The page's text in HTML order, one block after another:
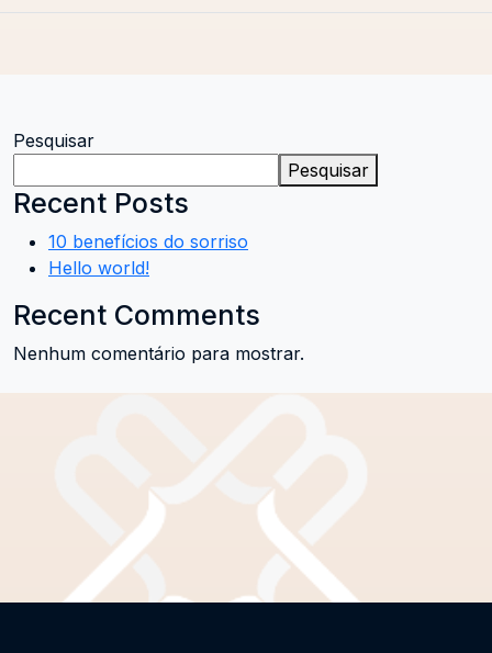
Pesquisar
Pesquisar
Recent Posts
10 benefícios do sorriso
Hello world!
Recent Comments
Nenhum comentário para mostrar.